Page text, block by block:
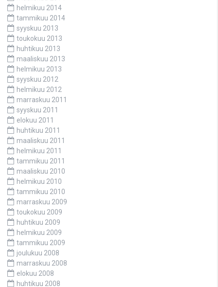
helmikuu 2014
tammikuu 2014
syyskuu 2013
toukokuu 2013
huhtikuu 2013
maaliskuu 2013
helmikuu 2013
syyskuu 2012
helmikuu 2012
marraskuu 2011
syyskuu 2011
elokuu 2011
huhtikuu 2011
maaliskuu 2011
helmikuu 2011
tammikuu 2011
maaliskuu 2010
helmikuu 2010
tammikuu 2010
marraskuu 2009
toukokuu 2009
huhtikuu 2009
helmikuu 2009
tammikuu 2009
joulukuu 2008
marraskuu 2008
elokuu 2008
huhtikuu 2008